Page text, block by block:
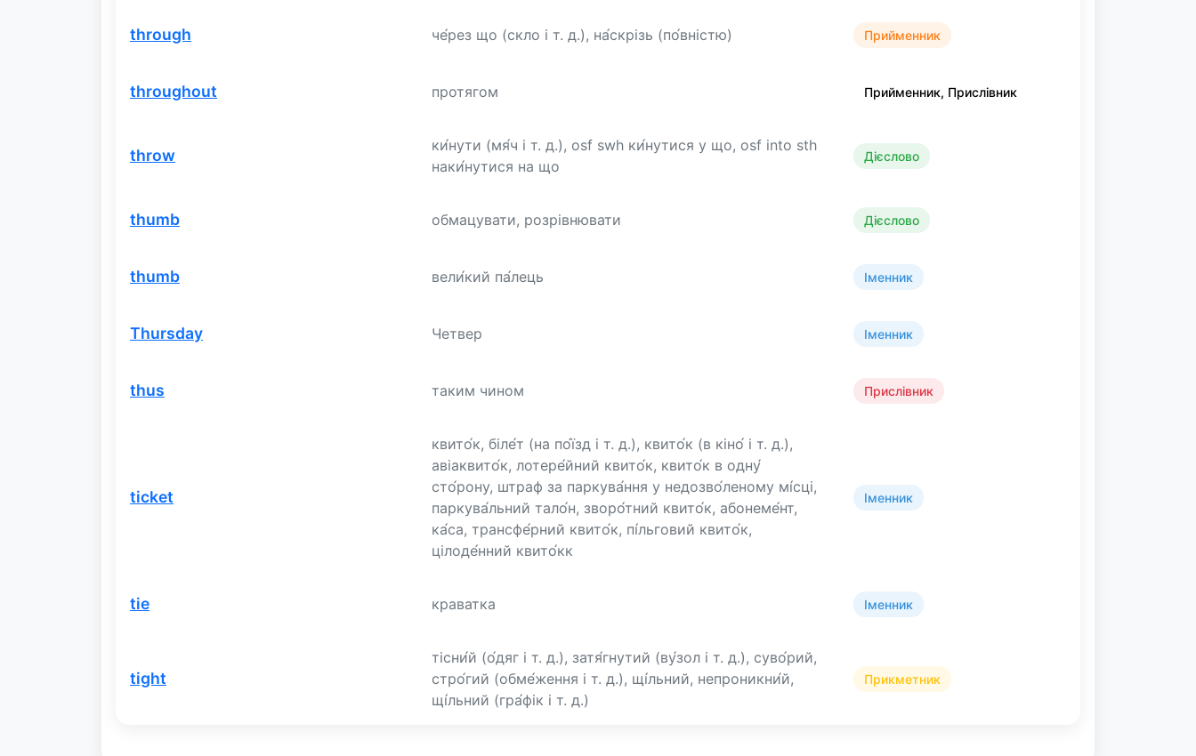
through че́рез що (скло і т. д.), на́скрізь (по́вністю) Прийменник
throughout протягом Прийменник, Прислівник
throw
ки́нути (мя́ч і т. д.), osf swh ки́нутися у що, osf into sth
наки́нутися на що
Дієслово
thumb обмацувати, розрівнювати Дієслово
thumb вели́кий па́лець Іменник
Thursday Четвер Іменник
thus таким чином Прислівник
ticket
квито́к, біле́т (на по́їзд і т. д.), квито́к (в кіно́ і т. д.),
авіаквито́к, лотере́йний квито́к, квито́к в одну́
сто́рону, штраф за паркува́ння у недозво́леному мі́сці,
паркува́льний тало́н, зворо́тний квито́к, абонеме́нт,
ка́са, трансфе́рний квито́к, пі́льговий квито́к,
цілоде́нний квито́кк
Іменник
tie краватка Іменник
tight
тісни́й (о́дяг і т. д.), затя́гнутий (ву́зол і т. д.), суво́рий,
стро́гий (обме́ження і т. д.), щі́льний, непроникни́й,
щі́льний (гра́фік і т. д.)
Прикметник